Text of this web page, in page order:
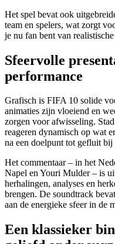
Het spel bevat ook
team en spelers, wat zorgt
je nu fan bent van
Sfeervolle
performance
Grafisch is FIFA 10 solide
animaties zijn vloeiend en
zorgen voor afwisseling.
reageren dynamisch op wat
na een doelpunt tot gefluit bij
Het commentaar – in het
Napel en Youri Mulder – is
herhalingen, analyses en
brengen. De soundtrack
aan de energieke sfeer in de
Een klassieker